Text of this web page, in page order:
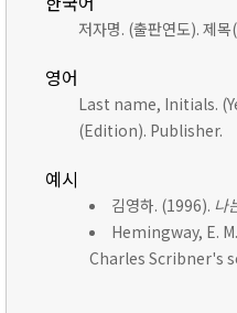
저자명. (출판연도). 제목
영어
Last name, Initials.
(Edition). Publisher.
예시
김영하. (1996). 나
Hemingway, E.
Charles Scribner's